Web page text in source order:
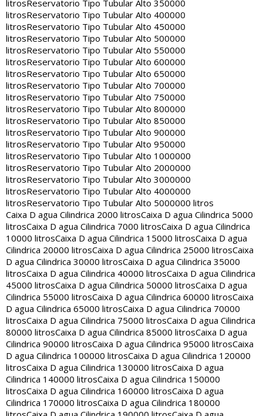
litrosReservatorio Tipo Tubular Alto 350000
litrosReservatorio Tipo Tubular Alto 400000
litrosReservatorio Tipo Tubular Alto 450000
litrosReservatorio Tipo Tubular Alto 500000
litrosReservatorio Tipo Tubular Alto 550000
litrosReservatorio Tipo Tubular Alto 600000
litrosReservatorio Tipo Tubular Alto 650000
litrosReservatorio Tipo Tubular Alto 700000
litrosReservatorio Tipo Tubular Alto 750000
litrosReservatorio Tipo Tubular Alto 800000
litrosReservatorio Tipo Tubular Alto 850000
litrosReservatorio Tipo Tubular Alto 900000
litrosReservatorio Tipo Tubular Alto 950000
litrosReservatorio Tipo Tubular Alto 1000000
litrosReservatorio Tipo Tubular Alto 2000000
litrosReservatorio Tipo Tubular Alto 3000000
litrosReservatorio Tipo Tubular Alto 4000000
litrosReservatorio Tipo Tubular Alto 5000000 litros
Caixa D agua Cilindrica 2000 litrosCaixa D agua Cilindrica 5000
litrosCaixa D agua Cilindrica 7000 litrosCaixa D agua Cilindrica
10000 litrosCaixa D agua Cilindrica 15000 litrosCaixa D agua
Cilindrica 20000 litrosCaixa D agua Cilindrica 25000 litrosCaixa
D agua Cilindrica 30000 litrosCaixa D agua Cilindrica 35000
litrosCaixa D agua Cilindrica 40000 litrosCaixa D agua Cilindrica
45000 litrosCaixa D agua Cilindrica 50000 litrosCaixa D agua
Cilindrica 55000 litrosCaixa D agua Cilindrica 60000 litrosCaixa
D agua Cilindrica 65000 litrosCaixa D agua Cilindrica 70000
litrosCaixa D agua Cilindrica 75000 litrosCaixa D agua Cilindrica
80000 litrosCaixa D agua Cilindrica 85000 litrosCaixa D agua
Cilindrica 90000 litrosCaixa D agua Cilindrica 95000 litrosCaixa
D agua Cilindrica 100000 litrosCaixa D agua Cilindrica 120000
litrosCaixa D agua Cilindrica 130000 litrosCaixa D agua
Cilindrica 140000 litrosCaixa D agua Cilindrica 150000
litrosCaixa D agua Cilindrica 160000 litrosCaixa D agua
Cilindrica 170000 litrosCaixa D agua Cilindrica 180000